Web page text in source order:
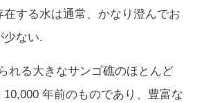
する水は通常、かなり澄んでお
少ない.
れる大きなサンゴ礁のほとんど
10,000 年前のものであり、豊富な